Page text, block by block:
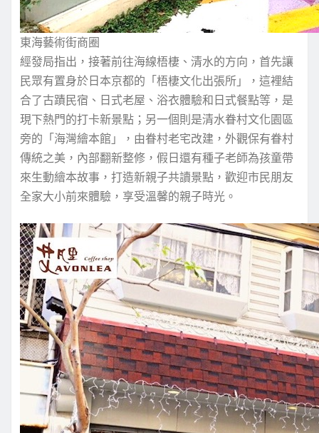
東海藝術街商圈
經發局指出，接著前往海線梧棲、清水的方向，首先讓
民眾有置身於日本京都的「梧棲文化出張所」，這裡結
合了古蹟民宿、日式老屋、浴衣體驗和日式餐點等，是
現下熱門的打卡新景點；另一個則是清水眷村文化園區
旁的「海灣繪本館」，由眷村老宅改建，外觀保有眷村
傳統之美，內部翻新整修，假日還有種子老師為孩童帶
來生動繪本故事，打造新親子共讀景點，歡迎市民朋友
全家大小前來體驗，享受溫馨的親子時光。